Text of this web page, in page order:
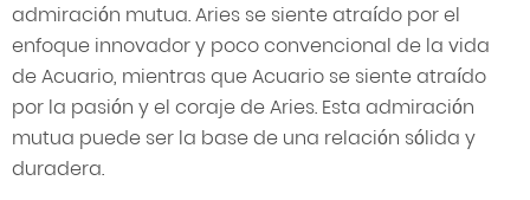
admiración mutua. Aries se siente atraído por el
enfoque innovador y poco convencional de la vida
de Acuario, mientras que Acuario se siente atraído
por la pasión y el coraje de Aries. Esta admiración
mutua puede ser la base de una relación sólida y
duradera.